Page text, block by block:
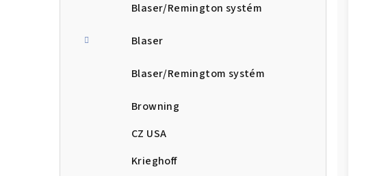
Blaser/Remington systém
Blaser
Blaser/Remingtom systém
Browning
CZ USA
Krieghoff